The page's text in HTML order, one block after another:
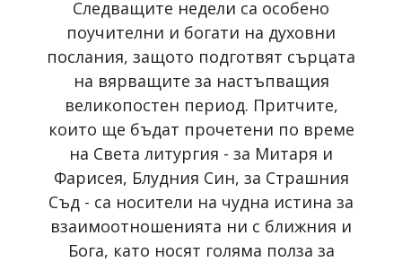
Следващите недели са особено
поучителни и богати на духовни
послания, защото подготвят сърцата
на вярващите за настъпващия
великопостен период. Притчите,
които ще бъдат прочетени по време
на Света литургия - за Митаря и
Фарисея, Блудния Син, за Страшния
Съд - са носители на чудна истина за
взаимоотношенията ни с ближния и
Бога, като носят голяма полза за